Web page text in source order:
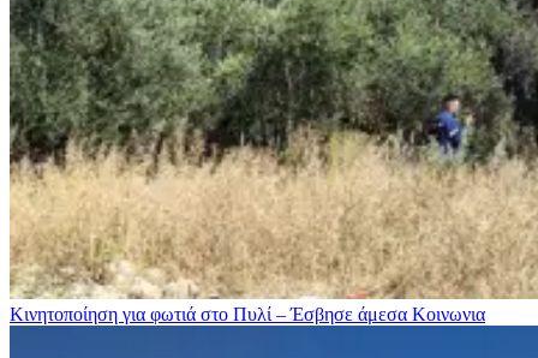
Κινητοποίηση για φωτιά στo Πυλί – Έσβησε άμεσα Κοινωνια